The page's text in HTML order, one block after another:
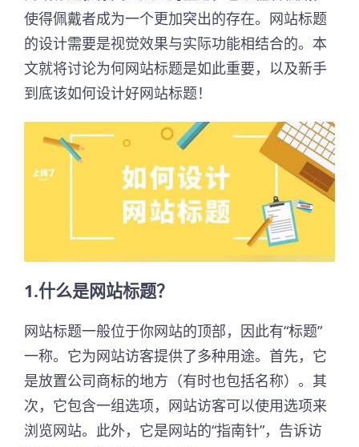
使得佩戴者成为一个更加突出的存在。网站标题
的设计需要是视觉效果与实际功能相结合的。本
文就将讨论为何网站标题是如此重要，以及新手
到底该如何设计好网站标题！
1.什么是网站标题？
网站标题一般位于你网站的顶部，因此有“标题”
一称。它为网站访客提供了多种用途。首先，它
是放置公司商标的地方（有时也包括名称）。其
次，它包含一组选项，网站访客可以使用选项来
浏览网站。此外，它是网站的“指南针”，告诉访